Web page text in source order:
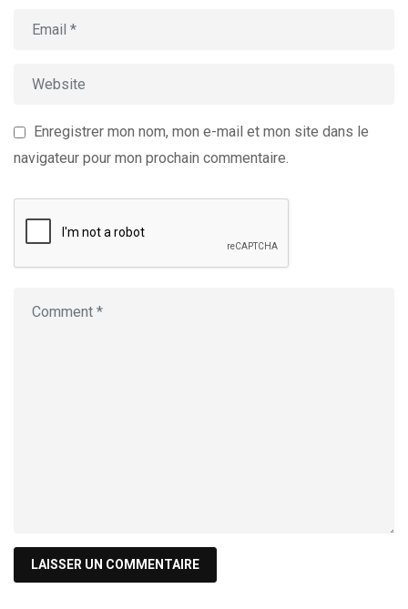
Enregistrer mon nom, mon e-mail et mon site dans le
navigateur pour mon prochain commentaire.